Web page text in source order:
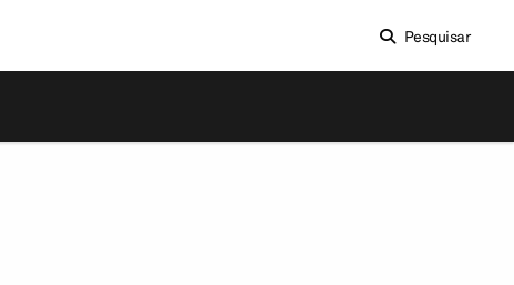
Pesquisar